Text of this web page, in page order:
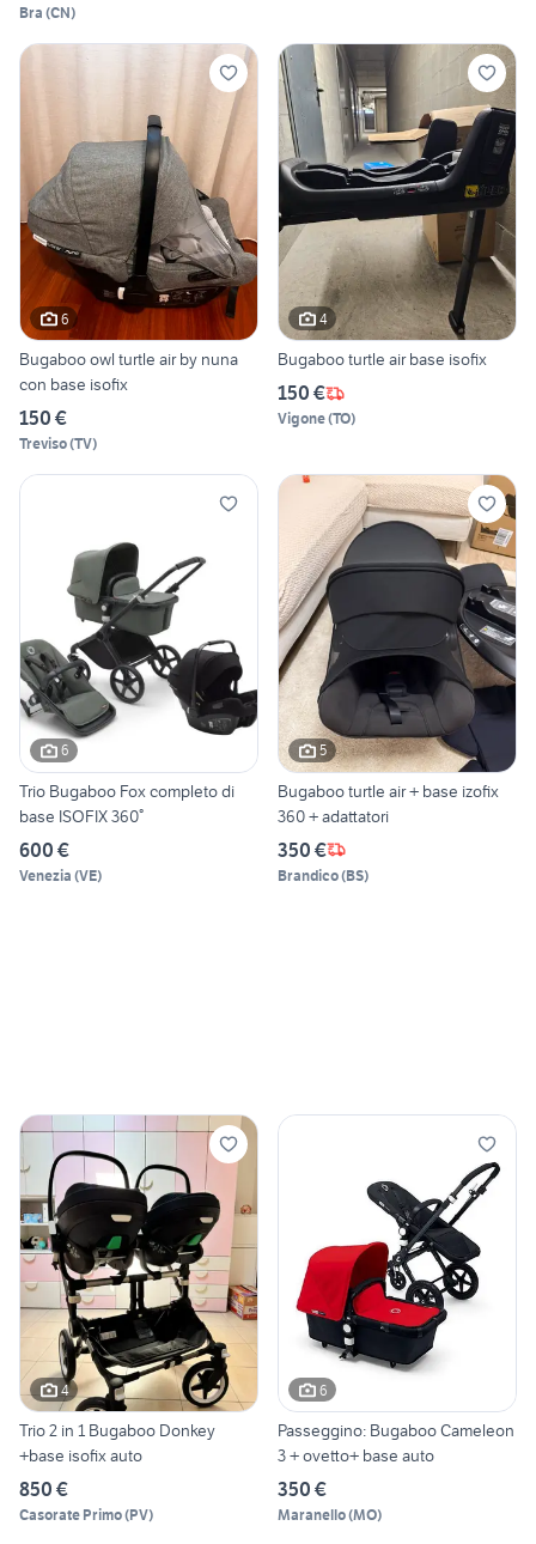
Bra (CN)
6
Bugaboo owl turtle air by nuna
con base isofix
150 €
Treviso(TV)
4
Bugaboo turtle air base isofix
150 €
Vigone(TO)
6
Trio Bugaboo Fox completo di
base ISOFIX 360°
600 €
Venezia (VE)
5
Bugaboo turtle air + base izofix
360 + adattatori
350 €
Brandico(BS)
4
Trio 2 in 1 Bugaboo Donkey
+base isofix auto
850 €
Casorate Primo(PV)
6
Passeggino: Bugaboo Cameleon
3 + ovetto+ base auto
350 €
Maranello(MO)